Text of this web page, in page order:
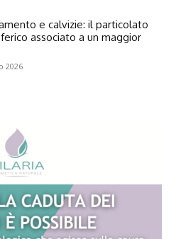
e calvizie: il particolato
associato a un maggior
2026